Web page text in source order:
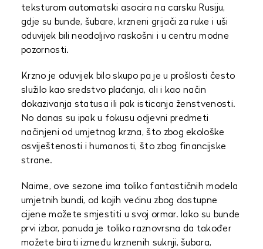
teksturom automatski asocira na carsku Rusiju,
gdje su bunde, šubare, krzneni grijači za ruke i uši
oduvijek bili neodoljivo raskošni i u centru modne
pozornosti.
Krzno je oduvijek bilo skupo pa je u prošlosti često
služilo kao sredstvo plaćanja, ali i kao način
dokazivanja statusa ili pak isticanja ženstvenosti.
No danas su ipak u fokusu odjevni predmeti
načinjeni od umjetnog krzna, što zbog ekološke
osviještenosti i humanosti, što zbog financijske
strane.
Naime, ove sezone ima toliko fantastičnih modela
umjetnih bundi, od kojih većinu zbog dostupne
cijene možete smjestiti u svoj ormar. Iako su bunde
prvi izbor, ponuda je toliko raznovrsna da također
možete birati između krznenih suknji, šubara,